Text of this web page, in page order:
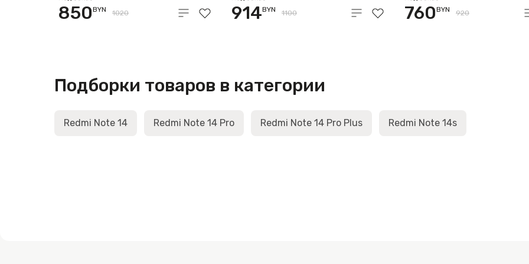
850BYN 1020 914BYN 1100 760BYN 920
Подборки товаров в категории
Redmi Note 14 Redmi Note 14 Pro Redmi Note 14 Pro Plus Redmi Note 14s